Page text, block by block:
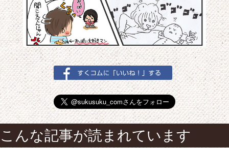
こんな記事が読まれています